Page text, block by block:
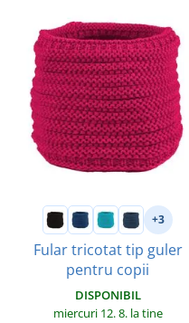
+3
Fular tricotat tip guler
pentru copii
DISPONIBIL
miercuri 12. 8. la tine